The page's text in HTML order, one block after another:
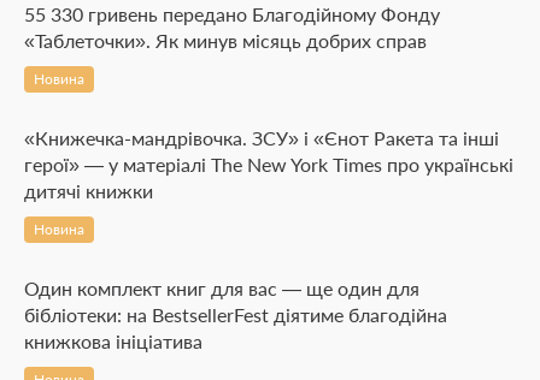
55 330 гривень передано Благодійному Фонду
«Таблеточки». Як минув місяць добрих справ
Новина
«Книжечка-мандрівочка. ЗСУ» і «Єнот Ракета та інші
герої» — у матеріалі The New York Times про українські
дитячі книжки
Новина
Один комплект книг для вас — ще один для
бібліотеки: на BestsellerFest діятиме благодійна
книжкова ініціатива